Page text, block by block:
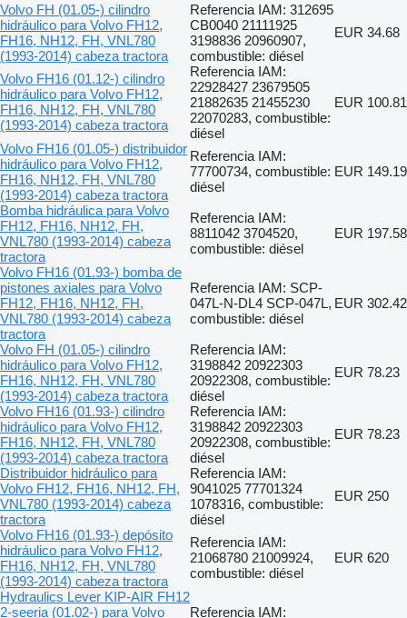
Volvo FH (01.05-) cilindro
hidráulico para Volvo FH12,
FH16, NH12, FH, VNL780
(1993-2014) cabeza tractora
Referencia IAM: 312695
CB0040 21111925
3198836 20960907,
combustible: diésel
EUR 34.68
Volvo FH16 (01.12-) cilindro
hidráulico para Volvo FH12,
FH16, NH12, FH, VNL780
(1993-2014) cabeza tractora
Referencia IAM:
22928427 23679505
21882635 21455230
22070283, combustible:
diésel
EUR 100.81
Volvo FH16 (01.05-) distribuidor
hidráulico para Volvo FH12,
FH16, NH12, FH, VNL780
(1993-2014) cabeza tractora
Referencia IAM:
77700734, combustible:
diésel
EUR 149.19
Bomba hidráulica para Volvo
FH12, FH16, NH12, FH,
VNL780 (1993-2014) cabeza
tractora
Referencia IAM:
8811042 3704520,
combustible: diésel
EUR 197.58
Volvo FH16 (01.93-) bomba de
pistones axiales para Volvo
FH12, FH16, NH12, FH,
VNL780 (1993-2014) cabeza
tractora
Referencia IAM: SCP-
047L-N-DL4 SCP-047L,
combustible: diésel
EUR 302.42
Volvo FH (01.05-) cilindro
hidráulico para Volvo FH12,
FH16, NH12, FH, VNL780
(1993-2014) cabeza tractora
Referencia IAM:
3198842 20922303
20922308, combustible:
diésel
EUR 78.23
Volvo FH16 (01.93-) cilindro
hidráulico para Volvo FH12,
FH16, NH12, FH, VNL780
(1993-2014) cabeza tractora
Referencia IAM:
3198842 20922303
20922308, combustible:
diésel
EUR 78.23
Distribuidor hidráulico para
Volvo FH12, FH16, NH12, FH,
VNL780 (1993-2014) cabeza
tractora
Referencia IAM:
9041025 77701324
1078316, combustible:
diésel
EUR 250
Volvo FH16 (01.93-) depósito
hidráulico para Volvo FH12,
FH16, NH12, FH, VNL780
(1993-2014) cabeza tractora
Referencia IAM:
21068780 21009924,
combustible: diésel
EUR 620
Hydraulics Lever KIP-AIR FH12
2-seeria (01.02-) para Volvo
Referencia IAM: